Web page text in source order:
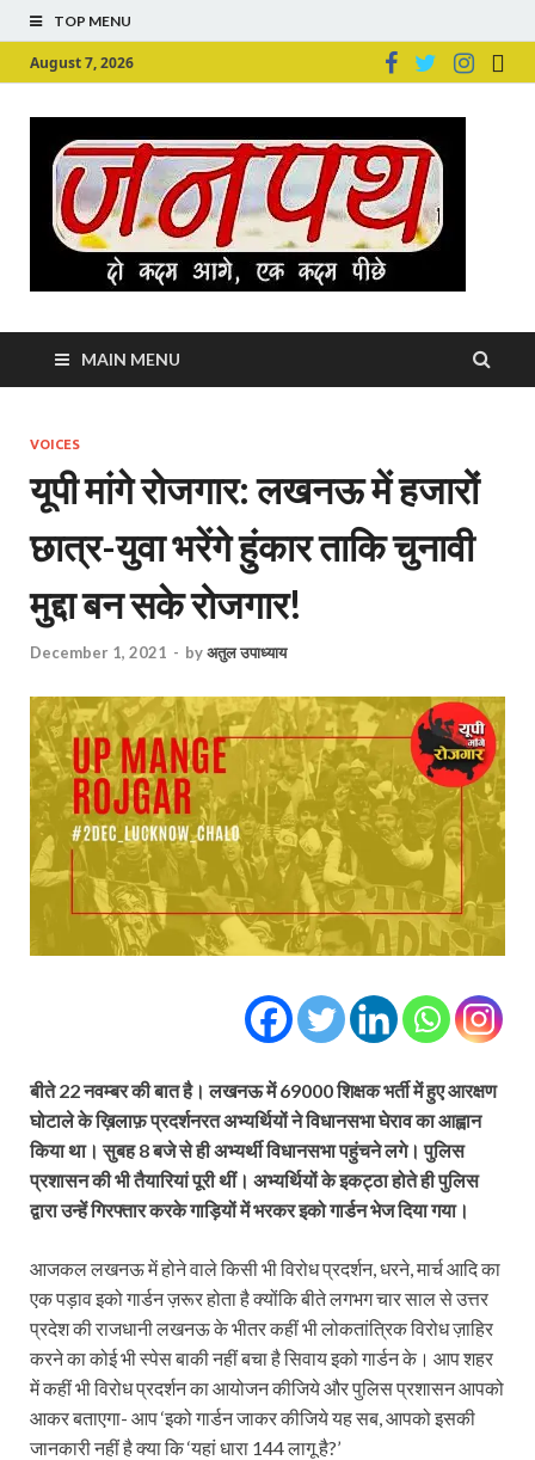
TOP MENU
August 7, 2026
MAIN MENU
VOICES
यूपी मांगे रोजगार: लखनऊ में हजारों
छात्र-युवा भरेंगे हुंकार ताकि चुनावी
मुद्दा बन सके रोजगार!
December 1, 2021 - byअतुल उपाध्याय
बीते 22 नवम्बर की बात है। लखनऊ में 69000 शिक्षक भर्ती में हुए आरक्षण
घोटाले के ख़िलाफ़ प्रदर्शनरत अभ्यर्थियों ने विधानसभा घेराव का आह्वान
किया था। सुबह 8 बजे से ही अभ्यर्थी विधानसभा पहुंचने लगे। पुलिस
प्रशासन की भी तैयारियां पूरी थीं। अभ्यर्थियों के इकट्ठा होते ही पुलिस
द्वारा उन्हें गिरफ्तार करके गाड़ियों में भरकर इको गार्डन भेज दिया गया।
आजकल लखनऊ में होने वाले किसी भी विरोध प्रदर्शन, धरने, मार्च आदि का
एक पड़ाव इको गार्डन ज़रूर होता है क्योंकि बीते लगभग चार साल से उत्तर
प्रदेश की राजधानी लखनऊ के भीतर कहीं भी लोकतांत्रिक विरोध ज़ाहिर
करने का कोई भी स्पेस बाकी नहीं बचा है सिवाय इको गार्डन के। आप शहर
में कहीं भी विरोध प्रदर्शन का आयोजन कीजिये और पुलिस प्रशासन आपको
आकर बताएगा- आप ‘इको गार्डन जाकर कीजिये यह सब, आपको इसकी
जानकारी नहीं है क्या कि ‘यहां धारा 144 लागू है?’